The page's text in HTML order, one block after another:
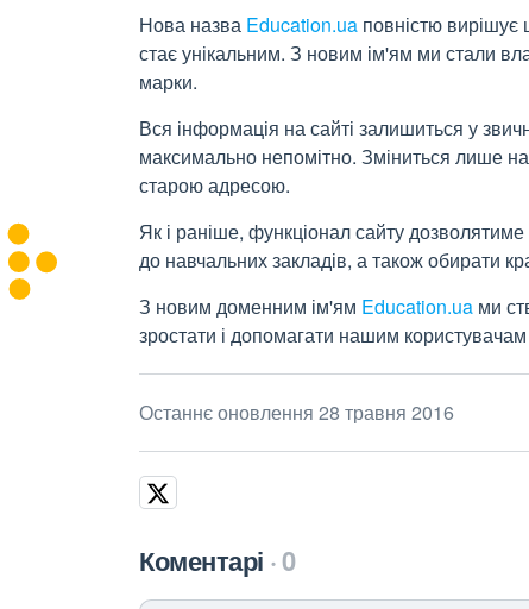
Нова назва Education.ua повністю вирішує
стає унікальним. З новим ім'ям ми стали
марки.
Вся інформація на сайті залишиться у
максимально непомітно. Зміниться лише
старою адресою.
Як і раніше, функціонал сайту
до навчальних закладів, а також обирати
З новим доменним ім'ям Education.ua ми
зростати і допомагати нашим
Останнє оновлення 28 травня 2016
Коментарі 0